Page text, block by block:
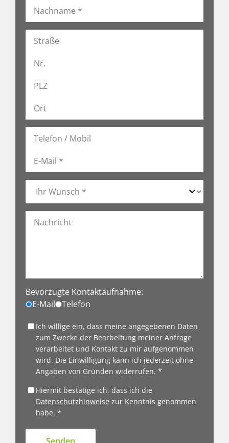
Bevorzugte Kontaktaufnahme:
E-Mail
Telefon
Ich willige ein, dass meine angegebenen Daten
zum Zwecke der Bearbeitung meiner Anfrage
verarbeitet und Kontakt zu mir aufgenommen
wird. Die Einwilligung kann ich jederzeit ohne
Angaben von Gründen widerrufen. *
Hiermit bestätige ich, dass ich die
Datenschutzhinweise zur Kenntnis genommen
habe. *
Senden